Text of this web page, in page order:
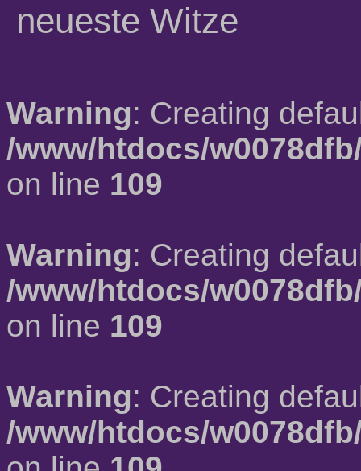
neueste Witze
Warning: Creating
/www/htdocs/
on line 109
Warning: Creating
/www/htdocs/
on line 109
Warning: Creating
/www/htdocs/